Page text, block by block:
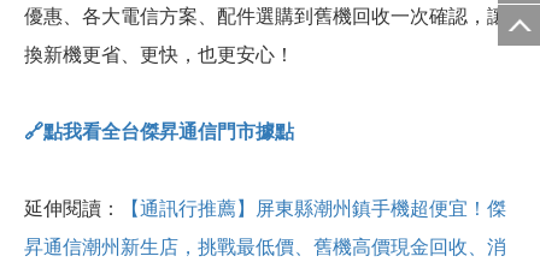
優惠、各大電信方案、配件選購到舊機回收一次確認，讓
換新機更省、更快，也更安心！
🔗點我看全台傑昇通信門市據點
延伸閱讀：
【通訊行推薦】屏東縣潮州鎮手機超便宜！傑
昇通信潮州新生店，挑戰最低價、舊機高價現金回收、消